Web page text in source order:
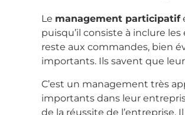
Le management participatif
puisqu’il consiste à inclure
reste aux commandes, bien
importants. Ils savent que
C’est un management très
importants dans leur
de la réussite de